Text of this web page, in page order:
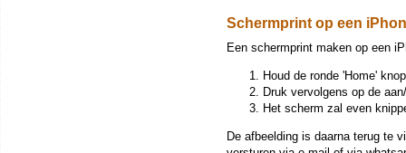
Schermprint op een
Een schermprint maken op een
Houd de ronde 'Home'
Druk vervolgens op de
Het scherm zal even
De afbeelding is daarna terug te